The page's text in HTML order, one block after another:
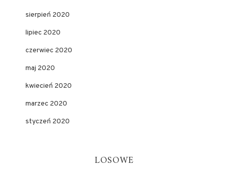
sierpień 2020
lipiec 2020
czerwiec 2020
maj 2020
kwiecień 2020
marzec 2020
styczeń 2020
LOSOWE